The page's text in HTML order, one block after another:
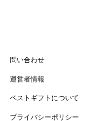
星の数をお選びください
知名度
問い合わせ
運営者情報
ベストギフトについて
プライバシーポリシー